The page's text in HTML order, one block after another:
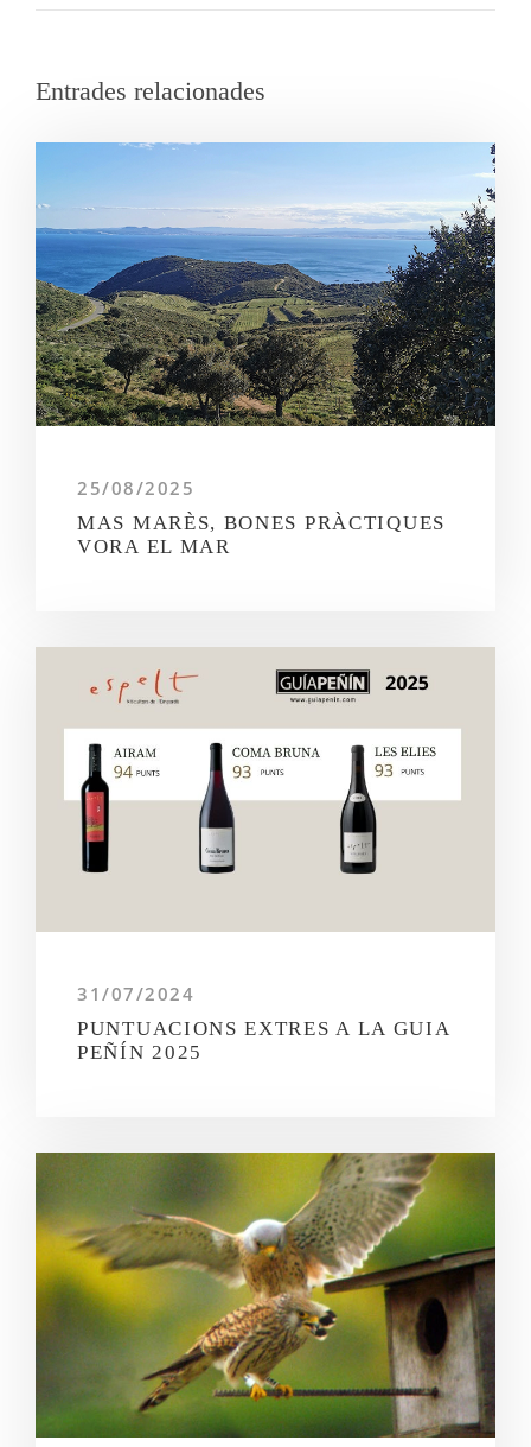
Entrades relacionades
25/08/2025
MAS MARÈS, BONES PRÀCTIQUES
VORA EL MAR
31/07/2024
PUNTUACIONS EXTRES A LA GUIA
PEÑÍN 2025